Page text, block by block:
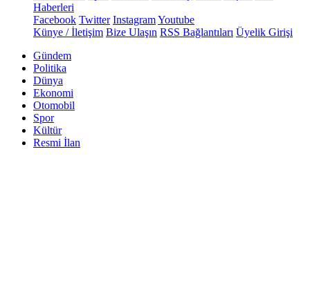
Haberleri
Facebook Twitter InstagramYoutube
Künye / İletişim Bize Ulaşın RSS Bağlantıları Üyelik Girişi
Gündem
Politika
Dünya
Ekonomi
Otomobil
Spor
Kültür
Resmi İlan